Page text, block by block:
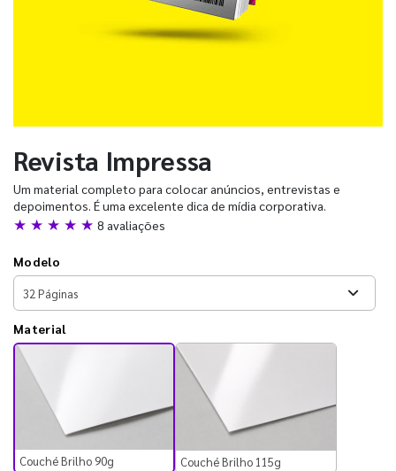
Revista Impressa
Um material completo para colocar anúncios, entrevistas e
depoimentos. É uma excelente dica de mídia corporativa.
★ ★ ★ ★ ★ 8 avaliações
Modelo
Material
Couché Brilho 90g Couché Brilho 115g